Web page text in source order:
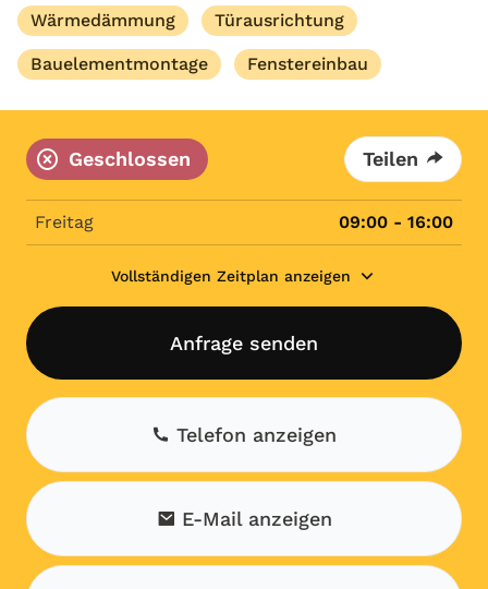
Wärmedämmung Türausrichtung
Bauelementmontage Fenstereinbau
Geschlossen Teilen
Freitag 09:00 - 16:00
Vollständigen Zeitplan anzeigen
Anfrage senden
Telefon anzeigen
E-Mail anzeigen